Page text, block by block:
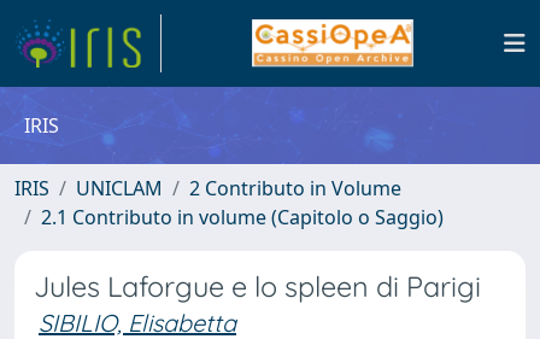
IRIS
IRIS UNICLAM
2 Contributo in Volume
2.1 Contributo in volume (Capitolo o Saggio)
Jules Laforgue e lo spleen di Parigi
SIBILIO, Elisabetta